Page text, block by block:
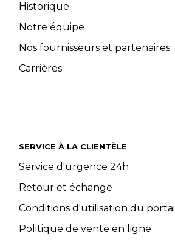
Historique
Notre équipe
Nos fournisseurs et partenaires
Carrières
SERVICE À LA CLIENTÈLE
Service d'urgence 24h
Retour et échange
Conditions d'utilisation du portail
Politique de vente en ligne